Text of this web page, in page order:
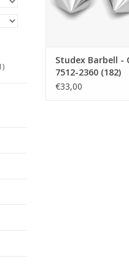
Studex Barbell -
7512-2360 (182)
€33,00